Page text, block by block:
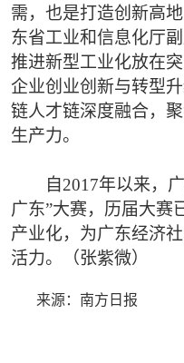
需，也是打造创新高
东省工业和信息化厅
推进新型工业化放在
企业创业创新与转型
链人才链深度融合，
生产力。
自2017年以来，
广东”大赛，历届大赛
产业化，为广东经济
活力。（张紫微）
来源：南方日报